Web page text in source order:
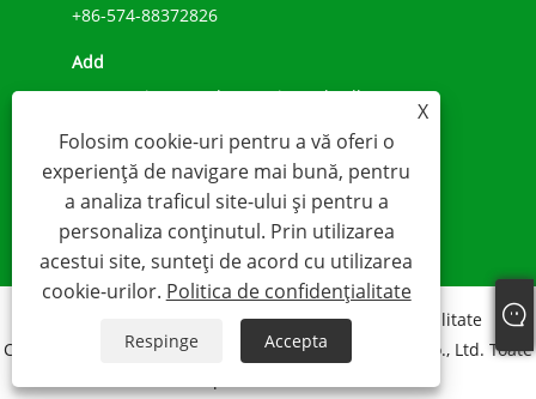
+86-574-88372826
Add
No.518, Li He Road, Songxia Umbrella Town,
Shanghai, Shaoxing City, provincia Zhejiang,
China
E-mail
contact@vesta-industry.com
XML Politica de confidențialitate
Copyright © 2024 Shaoxing Vesta Outdoor Products Co., Ltd. Toate
X
Folosim cookie-uri pentru a vă oferi o
experiență de navigare mai bună, pentru
a analiza traficul site-ului și pentru a
personaliza conținutul. Prin utilizarea
acestui site, sunteți de acord cu utilizarea
cookie-urilor. Politica de confidențialitate
Respinge Accepta